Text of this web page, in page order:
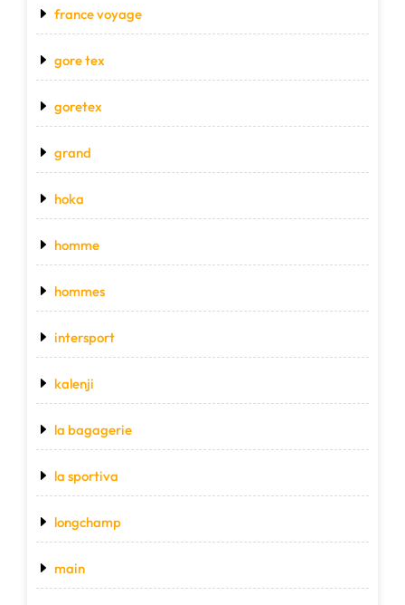
france voyage
gore tex
goretex
grand
hoka
homme
hommes
intersport
kalenji
la bagagerie
la sportiva
longchamp
main